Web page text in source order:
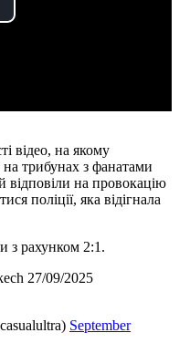
відео, на якому
трибунах з фанатами
відповіли на провокацію
поліції, яка відігнала
з рахунком 2:1.
27/09/2025
September